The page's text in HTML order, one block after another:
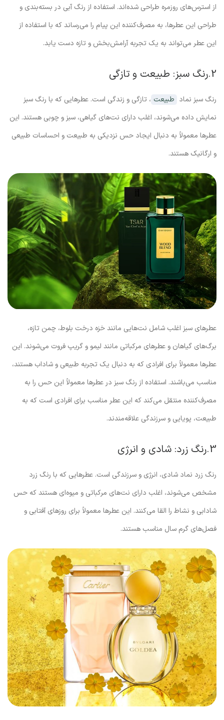
از استرس‌های روزمره طراحی شده‌اند. استفاده از رنگ آبی در بسته‌بندی و
طراحی این عطرها، به مصرف‌کننده این پیام را می‌رساند که با استفاده از
این عطر می‌تواند به یک تجربه آرامش‌بخش و تازه دست یابد.
2.رنگ سبز: طبیعت و تازگی
رنگ سبز نماد طبیعت ، تازگی و زندگی است. عطرهایی که با رنگ سبز
نمایش داده می‌شوند، اغلب دارای نت‌های گیاهی، سبز و چوبی هستند. این
عطرها معمولاً به دنبال ایجاد حس نزدیکی به طبیعت و احساسات طبیعی
و ارگانیک هستند.
عطرهای سبز اغلب شامل نت‌هایی مانند خزه درخت بلوط، چمن تازه،
برگ‌های گیاهان و عطرهای مرکباتی مانند لیمو و گریپ فروت می‌شوند. این
عطرها معمولاً برای افرادی که به دنبال یک تجربه طبیعی و شاداب هستند،
مناسب می‌باشند. استفاده از رنگ سبز در عطرها معمولاً این حس را به
مصرف‌کننده منتقل می‌کند که این عطر مناسب برای افرادی است که به
طبیعت، پویایی و سرزندگی علاقه‌مندند.
3.رنگ زرد: شادی و انرژی
رنگ زرد نماد شادی، انرژی و سرزندگی است. عطرهایی که با رنگ زرد
مشخص می‌شوند، اغلب دارای نت‌های مرکباتی و میوه‌ای هستند که حس
شادابی و نشاط را القا می‌کنند. این عطرها معمولاً برای روزهای آفتابی و
فصل‌های گرم سال مناسب هستند.